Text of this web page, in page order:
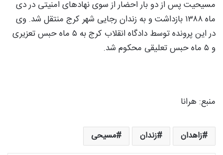
مسیحیت پس از دو بار احضار از سوی نهادهای امنیتی در دی
ماه ۱۳۸۸ بازداشت و به زندان رجایی شهر کرج منتقل شد. وی
در این پرونده توسط دادگاه انقلاب کرج به ۵ ماه حبس تعزیری
و ۵ ماه حبس تعلیقی محکوم شد.
منبع: هرانا
زاهدان زندان مسیحی